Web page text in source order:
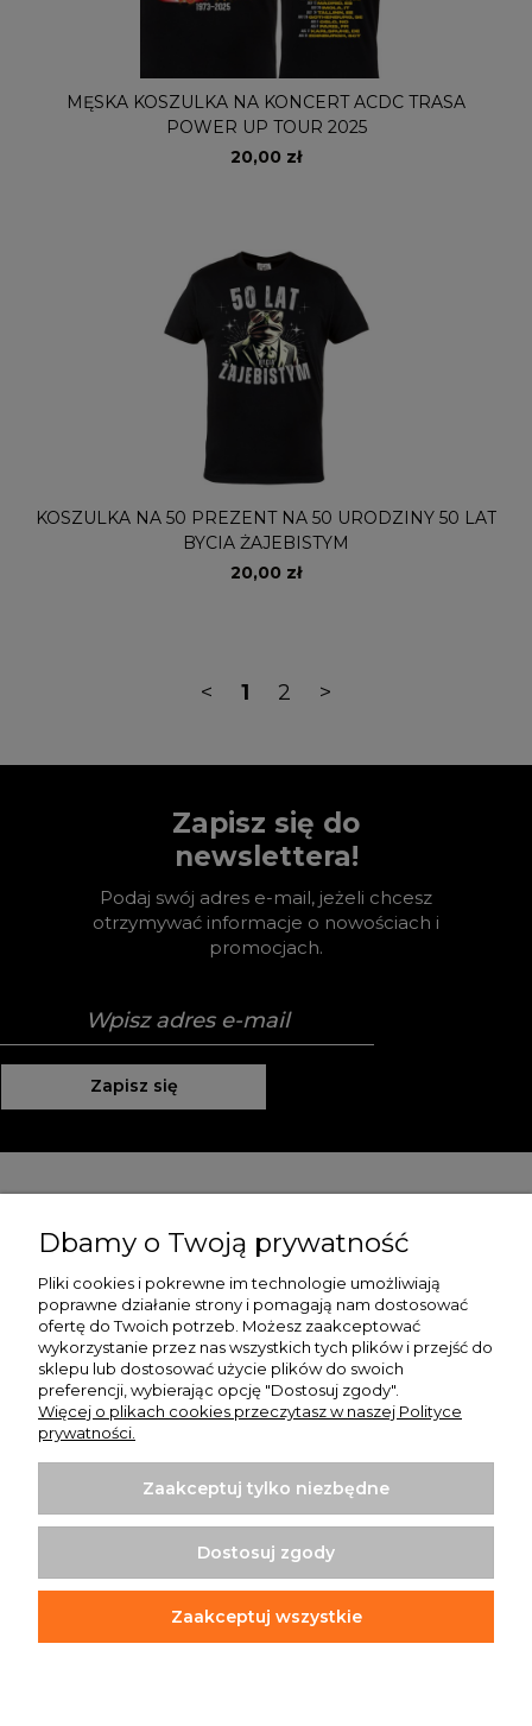
MĘSKA KOSZULKA NA KONCERT ACDC TRASA
POWER UP TOUR 2025
20,00 zł
KOSZULKA NA 50 PREZENT NA 50 URODZINY 50 LAT
BYCIA ŻAJEBISTYM
20,00 zł
< 1 2 >
Zapisz się do
newslettera!
Podaj swój adres e-mail, jeżeli chcesz
otrzymywać informacje o nowościach i
promocjach.
Zapisz się
Moje konto
Płatności i dostawa
O nas
Koszulki z nadrukiem | Sklep internetowy Rule Out
ul. Powstańców Wielkopolskich 35/1
info@ruleout.pl
REGON: 365373965
Dbamy o Twoją prywatność
Pliki cookies i pokrewne im technologie umożliwiają
poprawne działanie strony i pomagają nam dostosować
ofertę do Twoich potrzeb. Możesz zaakceptować
wykorzystanie przez nas wszystkich tych plików i przejść do
sklepu lub dostosować użycie plików do swoich
preferencji, wybierając opcję "Dostosuj zgody".
Więcej o plikach cookies przeczytasz w naszej Polityce
prywatności.
Zaakceptuj tylko niezbędne
Dostosuj zgody
Zaakceptuj wszystkie